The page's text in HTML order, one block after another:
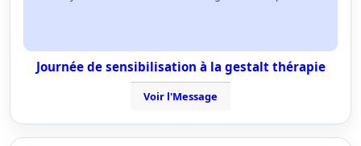
Journée de sensibilisation à la gestalt thérapie
Voir l'Message